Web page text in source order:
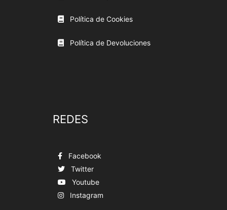
Política de Cookies
Política de Devoluciones
REDES
Facebook
Twitter
Youtube
Instagram